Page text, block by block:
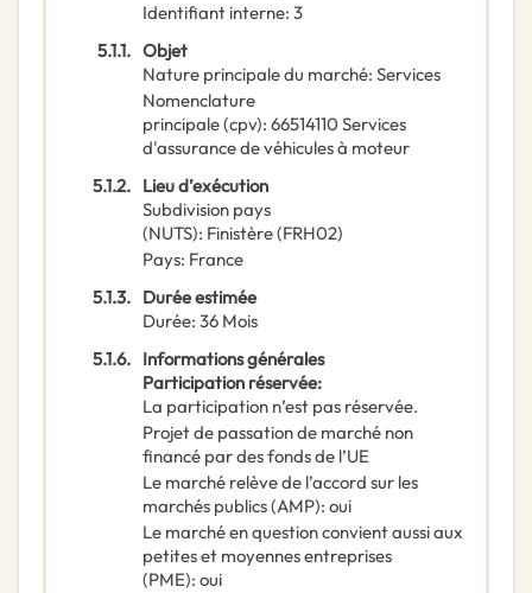
Identifiant interne: 3
5.1.1. Objet
Nature principale du marché: Services
Nomenclature
principale(cpv): 66514110 Services
d'assurance de véhicules à moteur
5.1.2. Lieu d’exécution
Subdivision pays
(NUTS): Finistère(FRH02)
Pays: France
5.1.3. Durée estimée
Durée: 36 Mois
5.1.6. Informations générales
Participation réservée:
La participation n’est pas réservée.
Projet de passation de marché non
financé par des fonds de l’UE
Le marché relève de l’accord sur les
marchés publics (AMP): oui
Le marché en question convient aussi aux
petites et moyennes entreprises
(PME): oui